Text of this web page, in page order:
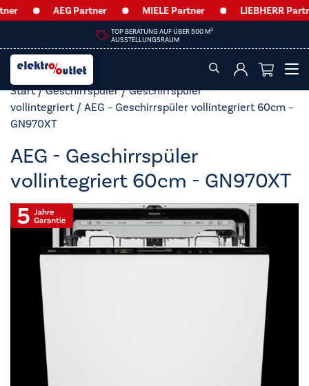
AEG Partner MIELE Partner LIEBHERR Partner
HEUTE GEÖFFNET VON
09:00 – 12:30 UHR & 14:00 – 18:00 UHR
Start/Geschirrspüler/Geschirrspüler
vollintegriert/ AEG – Geschirrspüler vollintegriert 60cm –
GN970XT
AEG - Geschirrspüler
vollintegriert 60cm - GN970XT